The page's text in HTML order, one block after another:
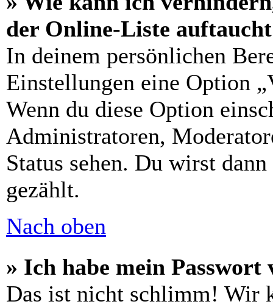
der Online-Liste
In deinem persönlichen
Einstellungen eine Option
Wenn du diese Option
Administratoren,
Status sehen. Du wirst
gezählt.
Nach oben
» Ich habe mein Passwort
Das ist nicht schlimm! Wir